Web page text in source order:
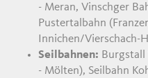
- Meran, Vinschger
Pustertalbahn
Innichen/Vierschach-
Seilbahnen:
- Mölten), Seilbahn